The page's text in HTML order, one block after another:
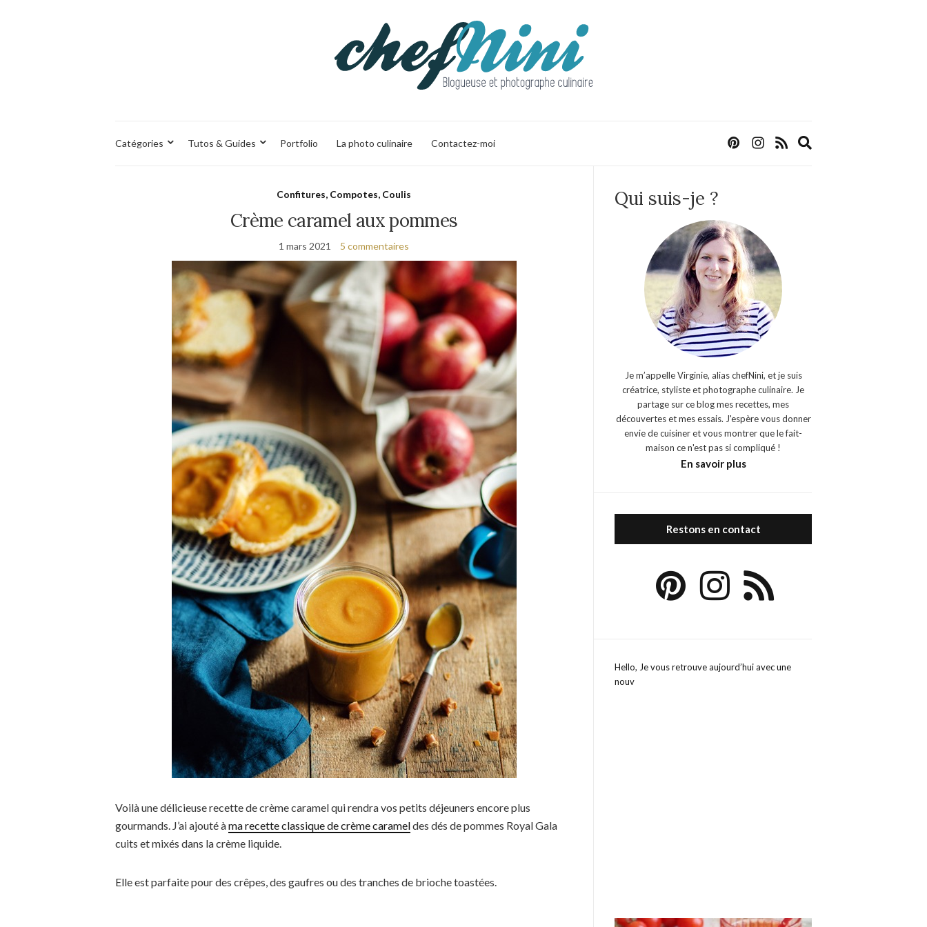
Catégories Tutos & Guides Portfolio La photo culinaire Contactez-moi
Confitures, Compotes, Coulis
Crème caramel aux pommes
1 mars 2021 5 commentaires
Voilà une délicieuse recette de crème caramel qui rendra vos petits déjeuners encore plus
gourmands. J’ai ajouté àma recette classique de crème carameldes dés de pommes Royal Gala
cuits et mixés dans la crème liquide.
Elle est parfaite pour des crêpes, des gaufres ou des tranches de brioche toastées.
Qui suis-je ?
Je m’appelle Virginie, alias chefNini, et je suis
créatrice, styliste et photographe culinaire. Je
partage sur ce blog mes recettes, mes
découvertes et mes essais. J'espère vous donner
envie de cuisiner et vous montrer que le fait-
maison ce n'est pas si compliqué !
En savoir plus
Restons en contact
Hello, Je vous retrouve aujourd’hui avec une
nouv